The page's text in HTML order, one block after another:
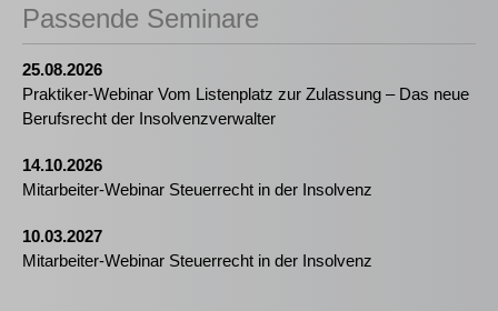
Passende Seminare
25.08.2026
Praktiker-Webinar Vom Listenplatz zur Zulassung – Das neue
Berufsrecht der Insolvenzverwalter
14.10.2026
Mitarbeiter-Webinar Steuerrecht in der Insolvenz
10.03.2027
Mitarbeiter-Webinar Steuerrecht in der Insolvenz